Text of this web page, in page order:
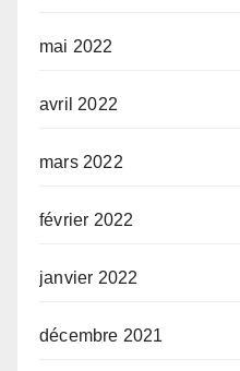
mai 2022
avril 2022
mars 2022
février 2022
janvier 2022
décembre 2021